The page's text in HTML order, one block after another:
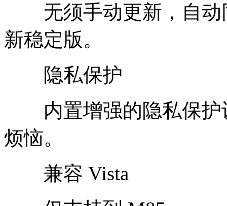
无须手动更新，自动
新稳定版。
隐私保护
内置增强的隐私保护
烦恼。
兼容 Vista